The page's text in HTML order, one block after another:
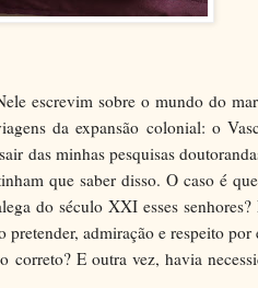
escrevim sobre o mundo do
da expansão colonial: o
das minhas pesquisas
que saber disso. O caso é
do século XXI esses
admiração e respeito por
E outra vez, havia